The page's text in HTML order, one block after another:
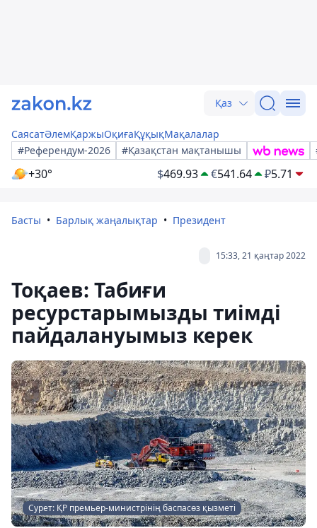
Қаз
СаясатӘлемҚаржыОқиғаҚұқықМақалалар
#Референдум-2026
#Қазақстан мақтанышы
+30° $469.93 €541.64 ₽5.71
Басты Барлық жаңалықтар Президент
15:33, 21 қаңтар 2022
Тоқаев: Табиғи
ресурстарымызды тиімді
пайдалануымыз керек
Сурет: ҚР премьер-министрінің баспасөз қызметі